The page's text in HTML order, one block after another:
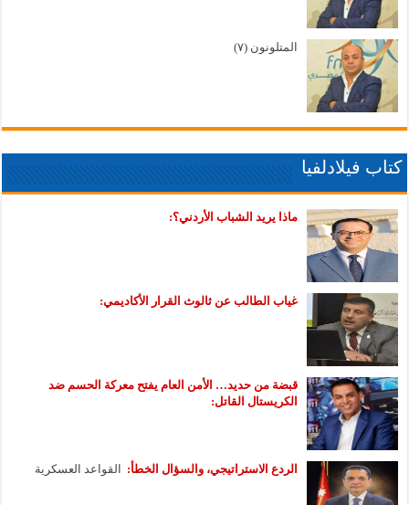
المتلونون (٧)
كتاب فيلادلفيا
ماذا يريد الشباب الأردني؟:
غياب الطالب عن ثالوث القرار الأكاديمي:
قبضة من حديد… الأمن العام يفتح معركة الحسم ضد
الكريستال القاتل:
الردع الاستراتيجي، والسؤال الخطأ: القواعد العسكرية